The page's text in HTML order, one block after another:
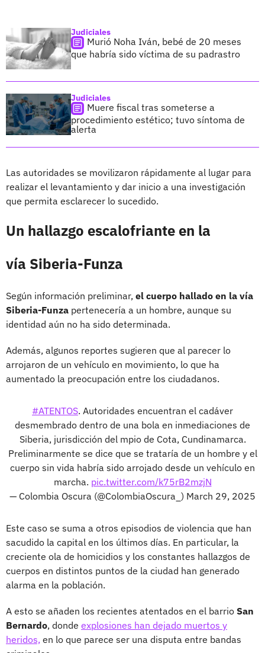
Judiciales
Murió Noha Iván, bebé de 20 meses
que habría sido víctima de su padrastro
Judiciales
Muere fiscal tras someterse a
procedimiento estético; tuvo síntoma de
alerta
Las autoridades se movilizaron rápidamente al lugar para
realizar el levantamiento y dar inicio a una investigación
que permita esclarecer lo sucedido.
Un hallazgo escalofriante en la
vía Siberia-Funza
Según información preliminar, el cuerpo hallado en la vía
Siberia-Funza pertenecería a un hombre, aunque su
identidad aún no ha sido determinada.
Además, algunos reportes sugieren que al parecer lo
arrojaron de un vehículo en movimiento, lo que ha
aumentado la preocupación entre los ciudadanos.
#ATENTOS. Autoridades encuentran el cadáver
desmembrado dentro de una bola en inmediaciones de
Siberia, jurisdicción del mpio de Cota, Cundinamarca.
Preliminarmente se dice que se trataría de un hombre y el
cuerpo sin vida habría sido arrojado desde un vehículo en
marcha. pic.twitter.com/k75rB2mzjN
— Colombia Oscura (@ColombiaOscura_) March 29, 2025
Este caso se suma a otros episodios de violencia que han
sacudido la capital en los últimos días. En particular, la
creciente ola de homicidios y los constantes hallazgos de
cuerpos en distintos puntos de la ciudad han generado
alarma en la población.
A esto se añaden los recientes atentados en el barrio San
Bernardo, donde explosiones han dejado muertos y
heridos, en lo que parece ser una disputa entre bandas